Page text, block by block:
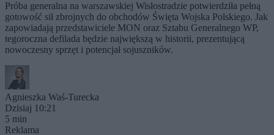
Próba generalna na warszawskiej Wisłostradzie potwierdziła pełną
gotowość sił zbrojnych do obchodów Święta Wojska Polskiego. Jak
zapowiadają przedstawiciele MON oraz Sztabu Generalnego WP,
tegoroczna defilada będzie największą w historii, prezentującą
nowoczesny sprzęt i potencjał sojuszników.
Agnieszka Waś-Turecka
Dzisiaj 10:21
5 min
Reklama